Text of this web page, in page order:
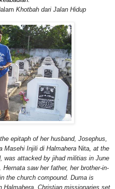
Khotbah dari Jalan Hidup
epitaph of her husband, Josephus,
Masehi Injili di Halmahera Nita, at the
was attacked by jihad militias in June
saw her father, her brother-in-
the church compound. Duma is
Christian missionaries set